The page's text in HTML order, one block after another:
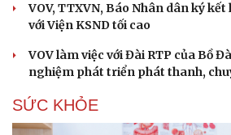
VOV, TTXVN, Báo Nhân dân ký
với Viện KSND tối cao
VOV làm việc với Đài RTP của Bồ
nghiệm phát triển phát thanh,
SỨC KHỎE